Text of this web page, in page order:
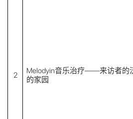
2
Melodyin音乐治疗——来访者的
的家园